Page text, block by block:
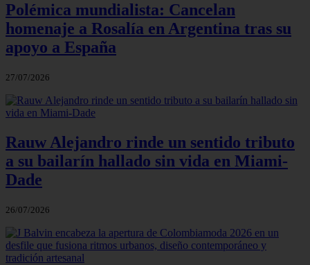
Polémica mundialista: Cancelan
homenaje a Rosalía en Argentina tras su
apoyo a España
27/07/2026
Rauw Alejandro rinde un sentido tributo
a su bailarín hallado sin vida en Miami-
Dade
26/07/2026